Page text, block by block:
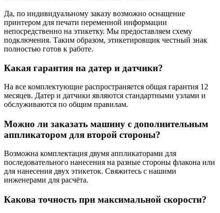
Да, по индивидуальному заказу возможно оснащение
принтером для печати переменной информации
непосредственно на этикетку. Мы предоставляем схему
подключения. Таким образом, этикетировщик честный знак
полностью готов к работе.
Какая гарантия на датер и датчики?
На все комплектующие распространяется общая гарантия 12
месяцев. Датер и датчики являются стандартными узлами и
обслуживаются по общим правилам.
Можно ли заказать машину с дополнительным
аппликатором для второй стороны?
Возможна комплектация двумя аппликаторами для
последовательного нанесения на разные стороны флакона или
для нанесения двух этикеток. Свяжитесь с нашими
инженерами для расчёта.
Какова точность при максимальной скорости?